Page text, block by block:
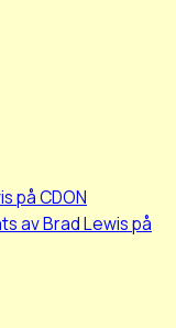
på CDON
av Brad Lewis på